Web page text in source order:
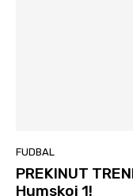
FUDBAL
PREKINUT
Humskoj 1!